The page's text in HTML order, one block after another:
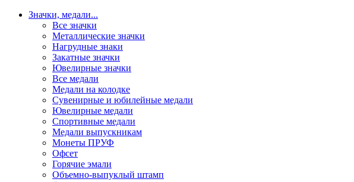
Значки, медали...
Все значки
Металлические значки
Нагрудные знаки
Закатные значки
Ювелирные значки
Все медали
Медали на колодке
Сувенирные и юбилейные медали
Ювелирные медали
Спортивные медали
Медали выпускникам
Монеты ПРУФ
Офсет
Горячие эмали
Объемно-выпуклый штамп